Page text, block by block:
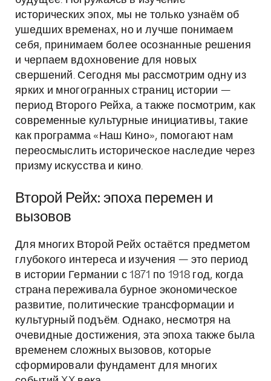
исторических эпох, мы не только узнаём об
ушедших временах, но и лучше понимаем
себя, принимаем более осознанные решения
и черпаем вдохновение для новых
свершений. Сегодня мы рассмотрим одну из
ярких и многогранных страниц истории —
период Второго Рейха, а также посмотрим, как
современные культурные инициативы, такие
как программа «Наш Кино», помогают нам
переосмыслить историческое наследие через
призму искусства и кино.
Второй Рейх: эпоха перемен и
вызовов
Для многих Второй Рейх остаётся предметом
глубокого интереса и изучения — это период
в истории Германии с 1871 по 1918 год, когда
страна переживала бурное экономическое
развитие, политические трансформации и
культурный подъём. Однако, несмотря на
очевидные достижения, эта эпоха также была
временем сложных вызовов, которые
сформировали фундамент для многих